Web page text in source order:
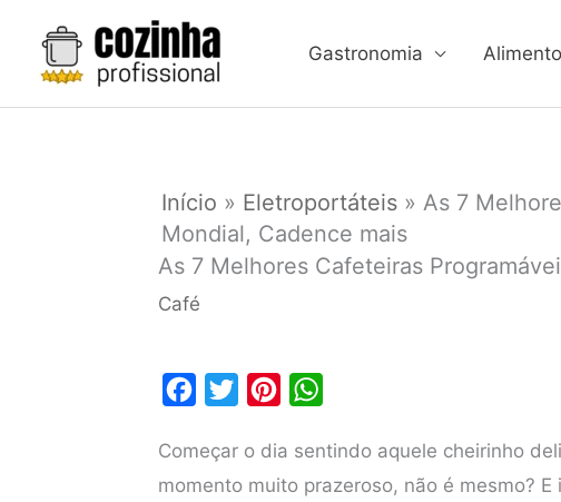
Gastronomia
Início » Eletroportáteis » As 7
Mondial, Cadence mais
As 7 Melhores Cafeteiras
Café
c
e
t
n
t
a
t
Começar o dia sentindo aquele cheirinho
momento muito prazeroso, não é mesmo?